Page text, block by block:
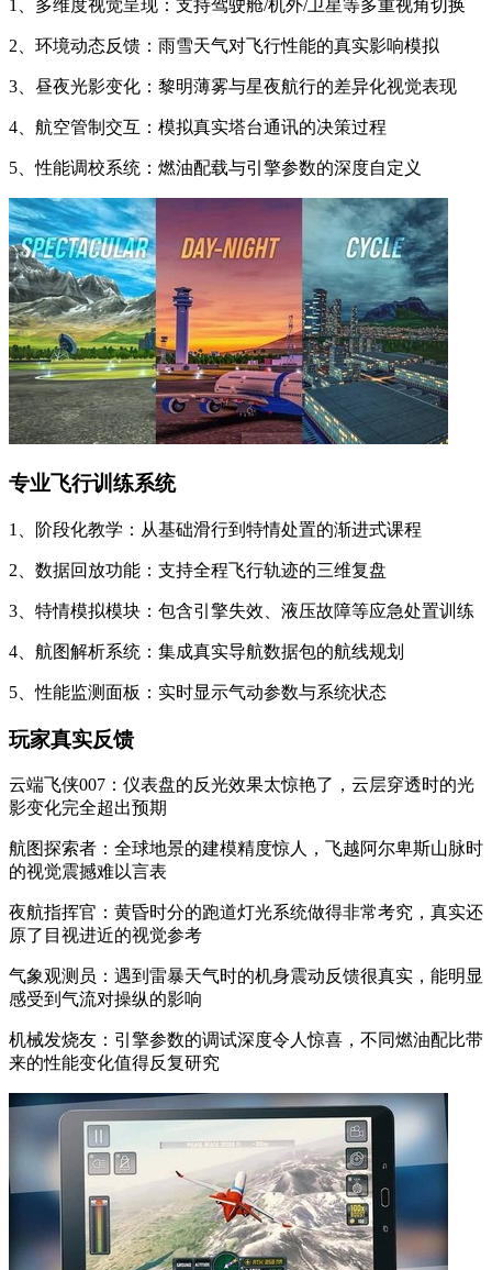
1、多维度视觉呈现：支持驾驶舱/机外/卫星等多重视角切换
2、环境动态反馈：雨雪天气对飞行性能的真实影响模拟
3、昼夜光影变化：黎明薄雾与星夜航行的差异化视觉表现
4、航空管制交互：模拟真实塔台通讯的决策过程
5、性能调校系统：燃油配载与引擎参数的深度自定义
专业飞行训练系统
1、阶段化教学：从基础滑行到特情处置的渐进式课程
2、数据回放功能：支持全程飞行轨迹的三维复盘
3、特情模拟模块：包含引擎失效、液压故障等应急处置训练
4、航图解析系统：集成真实导航数据包的航线规划
5、性能监测面板：实时显示气动参数与系统状态
玩家真实反馈
云端飞侠007：仪表盘的反光效果太惊艳了，云层穿透时的光
影变化完全超出预期
航图探索者：全球地景的建模精度惊人，飞越阿尔卑斯山脉时
的视觉震撼难以言表
夜航指挥官：黄昏时分的跑道灯光系统做得非常考究，真实还
原了目视进近的视觉参考
气象观测员：遇到雷暴天气时的机身震动反馈很真实，能明显
感受到气流对操纵的影响
机械发烧友：引擎参数的调试深度令人惊喜，不同燃油配比带
来的性能变化值得反复研究